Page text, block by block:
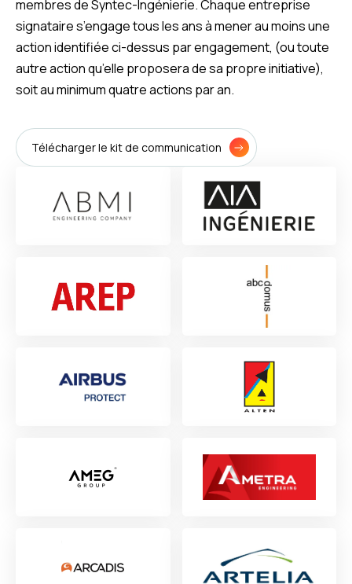
membres de Syntec-Ingénierie. Chaque entreprise
signataire s’engage tous les ans à mener au moins une
action identifiée ci-dessus par engagement, (ou toute
autre action qu’elle proposera de sa propre initiative),
soit au minimum quatre actions par an.
Télécharger le kit de communication